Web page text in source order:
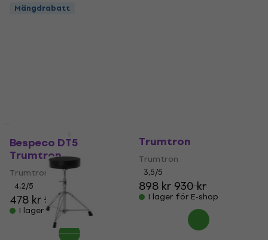
Mängdrabatt
Bespeco DT5
Trumtron
Trumtron
4,2/5
478 kr509 kr
I lager för E-shop
Trumtron
Trumtron
3,5/5
898 kr930 kr
I lager för E-shop